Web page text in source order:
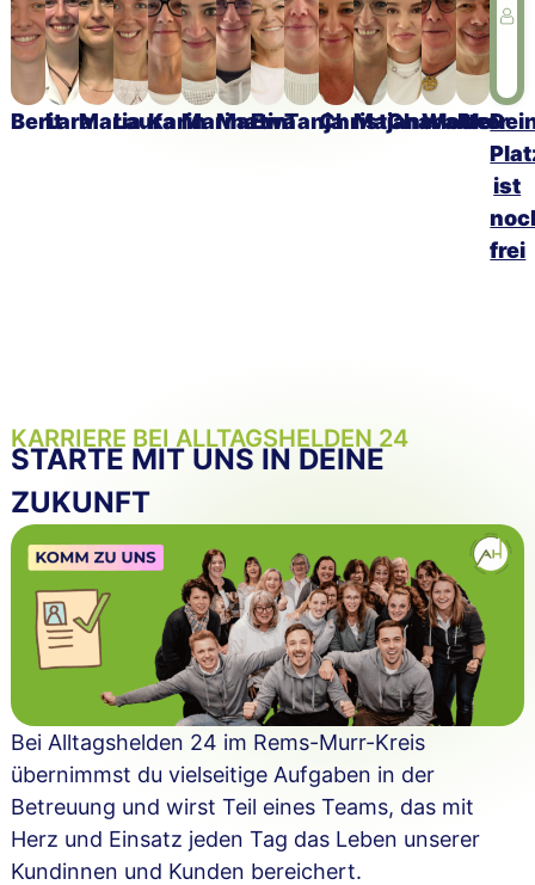
BeritLaraMariaLauraKarinMarina
Martin
EwaTanjaChristiane
MajaCharlotte
Walther
Alex
ist
frei
KARRIERE BEI ALLTAGSHELDEN 24
STARTE MIT UNS IN DEINE
ZUKUNFT
Bei Alltagshelden 24 im Rems-Murr-Kreis
übernimmst du vielseitige Aufgaben in der
Betreuung und wirst Teil eines Teams, das mit
Herz und Einsatz jeden Tag das Leben unserer
Kundinnen und Kunden bereichert.